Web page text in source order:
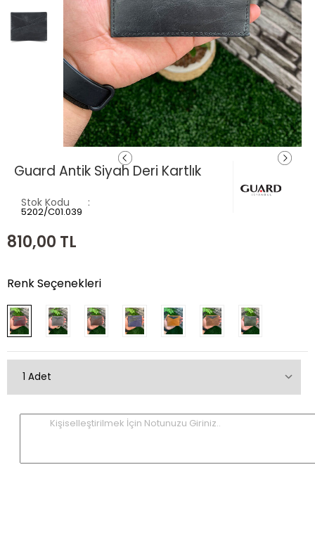
Guard Antik Siyah Deri Kartlık
Stok Kodu
5202/C01.039
810,00 TL
Renk Seçenekleri
Kişiselleştirilmek İçin Notunuzu Giriniz..